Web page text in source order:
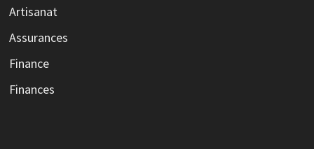
Artisanat
Assurances
Finance
Finances